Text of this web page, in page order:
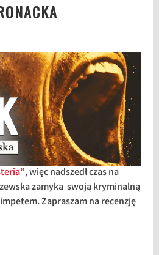
, więc nadszedł czas na
zamyka swoją kryminalną
Zapraszam na recenzję